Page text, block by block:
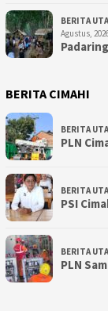
BERITA
Agustus,
BERITA CIMAHI
BERITA
PLN
BERITA
PSI
BERITA
PLN